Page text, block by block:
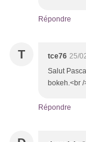
Répondre
T tce76 25/
Salut
bokeh.<br
Répondre